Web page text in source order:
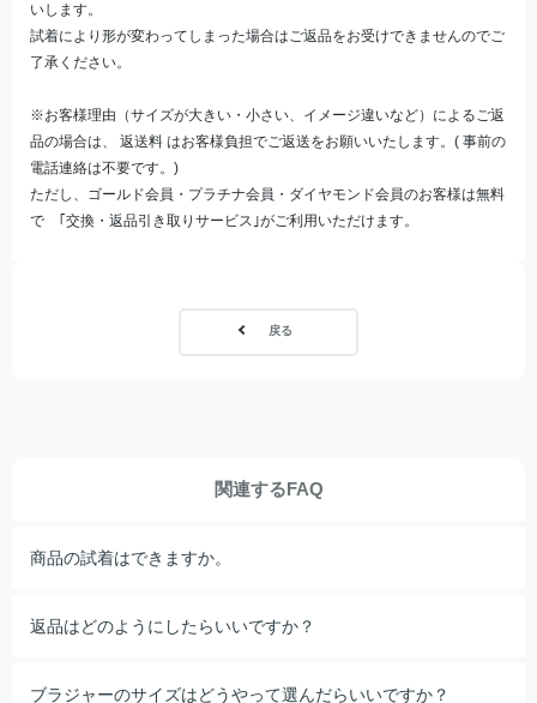
いします。
試着により形が変わってしまった場合はご返品をお受けできませんのでご
了承ください。
※お客様理由（サイズが大きい・小さい、イメージ違いなど）によるご返
品の場合は、 返送料 はお客様負担でご返送をお願いいたします。( 事前の
電話連絡は不要です。)
ただし、ゴールド会員・プラチナ会員・ダイヤモンド会員のお客様は無料
で ｢交換・返品引き取りサービス｣がご利用いただけます。
戻る
関連するFAQ
商品の試着はできますか。
返品はどのようにしたらいいですか？
ブラジャーのサイズはどうやって選んだらいいですか？